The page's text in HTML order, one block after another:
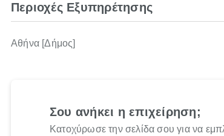
Περιοχές Εξυπηρέτησης
Αθήνα [Δήμος]
Σου ανήκει η επιχείρηση;
Κατοχύρωσε την σελίδα σου για να